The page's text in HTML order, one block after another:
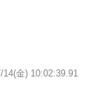
14(金) 10:02:39.91